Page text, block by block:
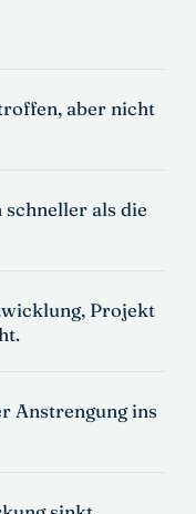
aber nicht
als die
Projekt
Anstrengung ins